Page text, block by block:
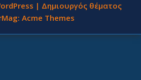
| Δημιουργός θέματος
Acme Themes